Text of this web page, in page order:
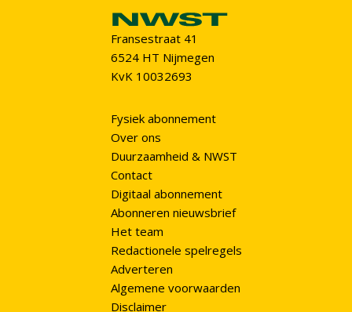
Fransestraat 41
6524 HT Nijmegen
KvK 10032693
Fysiek abonnement
Over ons
Duurzaamheid & NWST
Contact
Digitaal abonnement
Abonneren nieuwsbrief
Het team
Redactionele spelregels
Adverteren
Algemene voorwaarden
Disclaimer